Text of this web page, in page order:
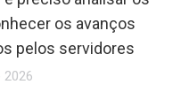
os avanços
pelos servidores
2026